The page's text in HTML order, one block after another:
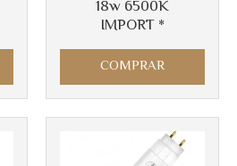
18w 6500K
IMPORT *
COMPRAR